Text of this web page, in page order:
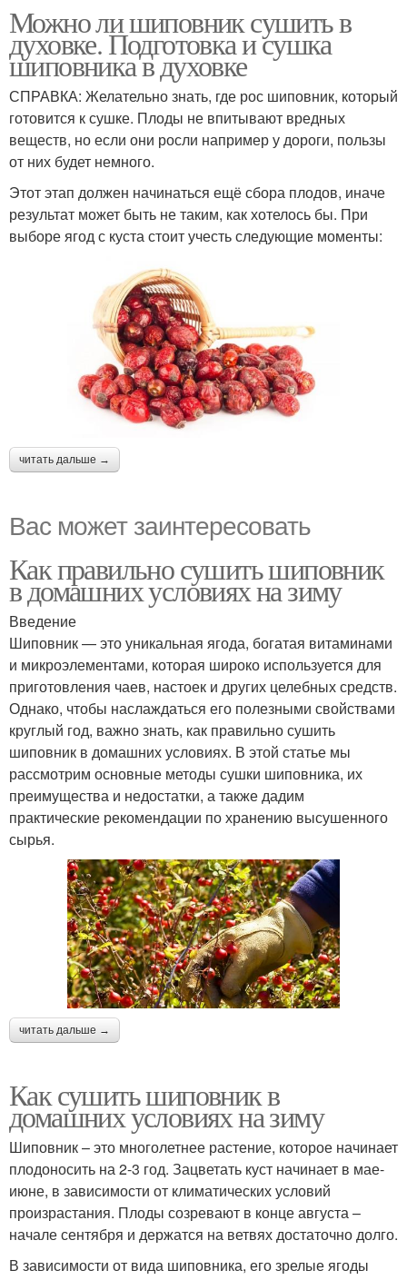
Можно ли шиповник сушить в
духовке. Подготовка и сушка
шиповника в духовке
СПРАВКА: Желательно знать, где рос шиповник, который
готовится к сушке. Плоды не впитывают вредных
веществ, но если они росли например у дороги, пользы
от них будет немного.
Этот этап должен начинаться ещё сбора плодов, иначе
результат может быть не таким, как хотелось бы. При
выборе ягод с куста стоит учесть следующие моменты:
читать дальше →
Вас может заинтересовать
Как правильно сушить шиповник
в домашних условиях на зиму
Введение
Шиповник — это уникальная ягода, богатая витаминами
и микроэлементами, которая широко используется для
приготовления чаев, настоек и других целебных средств.
Однако, чтобы наслаждаться его полезными свойствами
круглый год, важно знать, как правильно сушить
шиповник в домашних условиях. В этой статье мы
рассмотрим основные методы сушки шиповника, их
преимущества и недостатки, а также дадим
практические рекомендации по хранению высушенного
сырья.
читать дальше →
Как сушить шиповник в
домашних условиях на зиму
Шиповник – это многолетнее растение, которое начинает
плодоносить на 2-3 год. Зацветать куст начинает в мае-
июне, в зависимости от климатических условий
произрастания. Плоды созревают в конце августа –
начале сентября и держатся на ветвях достаточно долго.
В зависимости от вида шиповника, его зрелые ягоды